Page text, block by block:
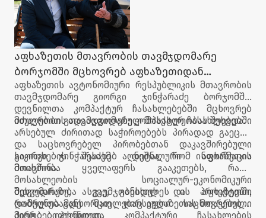
აფხაზეთის მთავრობის თავმჯდომარე
ბორჯომში მცხოვრებ აფხაზეთიდან
დევნილებს შეხვდა
აფხაზეთის ავტონომიური რესპუბლიკის მთავრობის
თავმჯდომარე გიორგი ჯინჭარაძე ბორჯომში,
დევნილთა კომპაქტურ ჩასახლებებში მცხოვრებ
იძულებით გადაადგილებულ მოსახლეობას შეხვდა.
მთავრობის თავმჯდომარე კომპაქტურ ჩასახლებებში
არსებულ ძირითად საჭიროებებს პირადად გაეცნო
და საცხოვრებელ პირობებთან დაკავშირებული
საკითხების შესახებ დეტალური ინფორმაცია
მოისმინა.
გიორგი ჯინჭარაძემ აღნიშნა, რომ აფხაზეთის
მთავრობა ყველაფერს გააკეთებს, რათა
მოსახლეობის სოციალურ-ეკონომიკური
მდგომარეობა გაუმჯობესდეს და აფხაზეთში
დაბრუნებამდე მათ ღირსეული საცხოვრებელი
პირობები ჰქონდეთ.
შეხვედრაზე, ასევე, განიხილეს ის პროექტები,
რომელთა განხორციელებაც აფხაზეთის მთავრობის
მიერ დევნილთა კომპაქტური ჩასახლების